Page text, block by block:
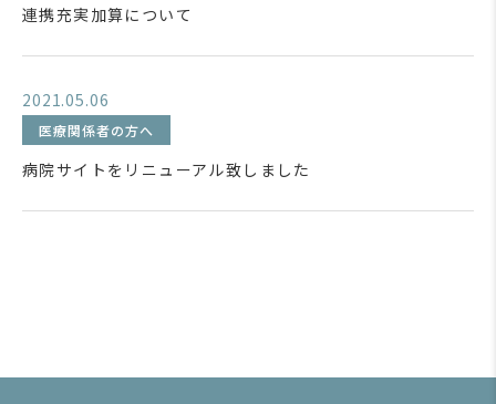
連携充実加算について
2021.05.06
医療関係者の方へ
病院サイトをリニューアル致しました